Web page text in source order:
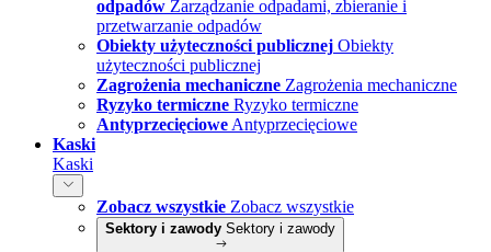
odpadów Zarządzanie odpadami, zbieranie i
przetwarzanie odpadów
Obiekty użyteczności publicznej Obiekty
użyteczności publicznej
Zagrożenia mechaniczne Zagrożenia mechaniczne
Ryzyko termiczne Ryzyko termiczne
Antyprzecięciowe Antyprzecięciowe
Kaski
Kaski
Zobacz wszystkie Zobacz wszystkie
Sektory i zawody Sektory i zawody